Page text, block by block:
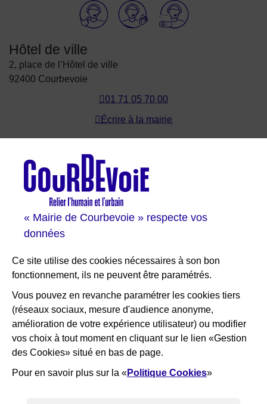
« Mairie de Courbevoie » respecte vos
données
Ce site utilise des cookies nécessaires à son bon
fonctionnement, ils ne peuvent être paramétrés.
Vous pouvez en revanche paramétrer les cookies tiers
(réseaux sociaux, mesure d'audience anonyme,
amélioration de votre expérience utilisateur) ou modifier
vos choix à tout moment en cliquant sur le lien «Gestion
des Cookies» situé en bas de page.
Pour en savoir plus sur la «Politique Cookies»
Elioz
Hôtel de ville
2, place de l’Hôtel de ville
92400 Courbevoie
01 71 05 70 00
Écrire à la mairie
Les sites de Courbevoie
Courbevoie espace famille
Val Courbevoie
Sortir à Courbevoie
Solutions entreprises
Portail des bibliothèques
Je participe Courbevoie
RESTEZ INFORMÉ
Newsletter
Bienvenue ! Nous sommes là pour